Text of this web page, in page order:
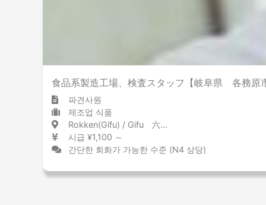
食品系製造工場、検査スタッフ【岐阜県 各務原
파견사원
제조업 식품
Rokken(Gifu) / Gifu 六軒(岐阜) / 岐阜県
시급 ¥1,100 ～
간단한 회화가 가능한 수준 (N4 상당)